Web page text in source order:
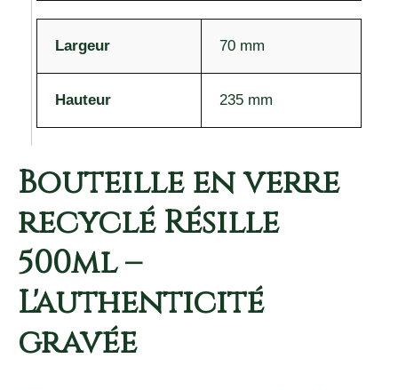
Largeur 70 mm
Hauteur 235 mm
Bouteille en verre
recyclé Résille
500ml –
L'authenticité
gravée